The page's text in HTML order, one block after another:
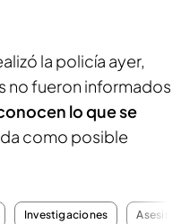
la policía ayer,
no fueron informados
lo que se
como posible
Investigaciones